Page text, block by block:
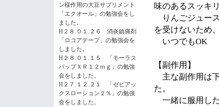
ン様作用の大豆サプリメント
「エクオール」の勉強会をし
ました。
H２８.０１.２６ 消炎鎮痛剤
「ロコアテープ」の勉強会を
しました。
H２８.０１.１５ 「モーラス
パップＸＲ１２ｍｇ」の勉強
会をしました。
H２７.１２.２１ 「ゼビアッ
クスローション２％」の勉強
会をしました。
味のあるスッキ
りんごジュー
を受けないため
いつでもOK
【副作用】
主な副作用は
た。
一緒に服用し